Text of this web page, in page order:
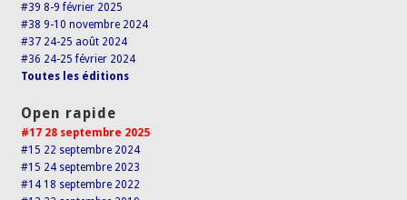
#39 8-9 février 2025
#38 9-10 novembre 2024
#37 24-25 août 2024
#36 24-25 février 2024
Toutes les éditions
Open rapide
#17 28 septembre 2025
#15 22 septembre 2024
#15 24 septembre 2023
#14 18 septembre 2022